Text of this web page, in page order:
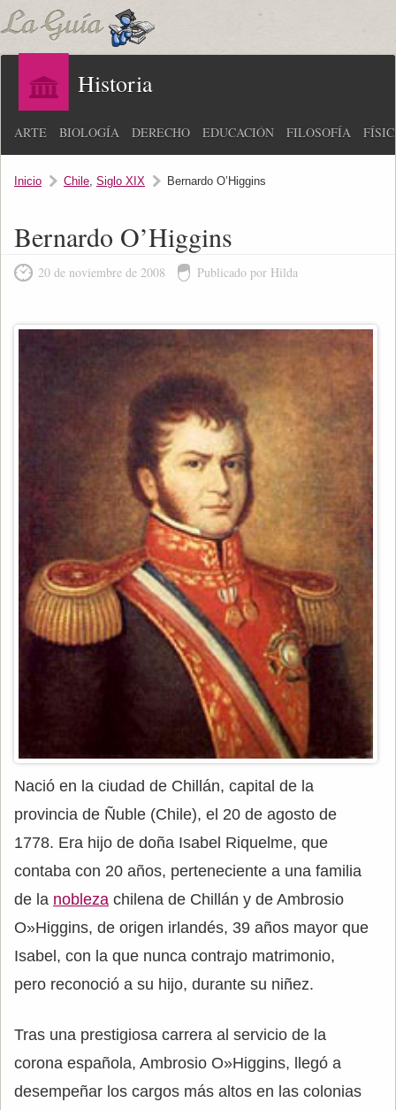
Historia
ARTE BIOLOGÍA DERECHO EDUCACIÓN FILOSOFÍA
Inicio Chile, Siglo XIX Bernardo O’Higgins
Bernardo O’Higgins
20 de noviembre de 2008 Publicado por Hilda
Nació en la ciudad de Chillán, capital de la
provincia de Ñuble (Chile), el 20 de agosto de
1778. Era hijo de doña Isabel Riquelme, que
contaba con 20 años, perteneciente a una familia
de la nobleza chilena de Chillán y de Ambrosio
O»Higgins, de origen irlandés, 39 años mayor que
Isabel, con la que nunca contrajo matrimonio,
pero reconoció a su hijo, durante su niñez.
Tras una prestigiosa carrera al servicio de la
corona española, Ambrosio O»Higgins, llegó a
desempeñar los cargos más altos en las colonias